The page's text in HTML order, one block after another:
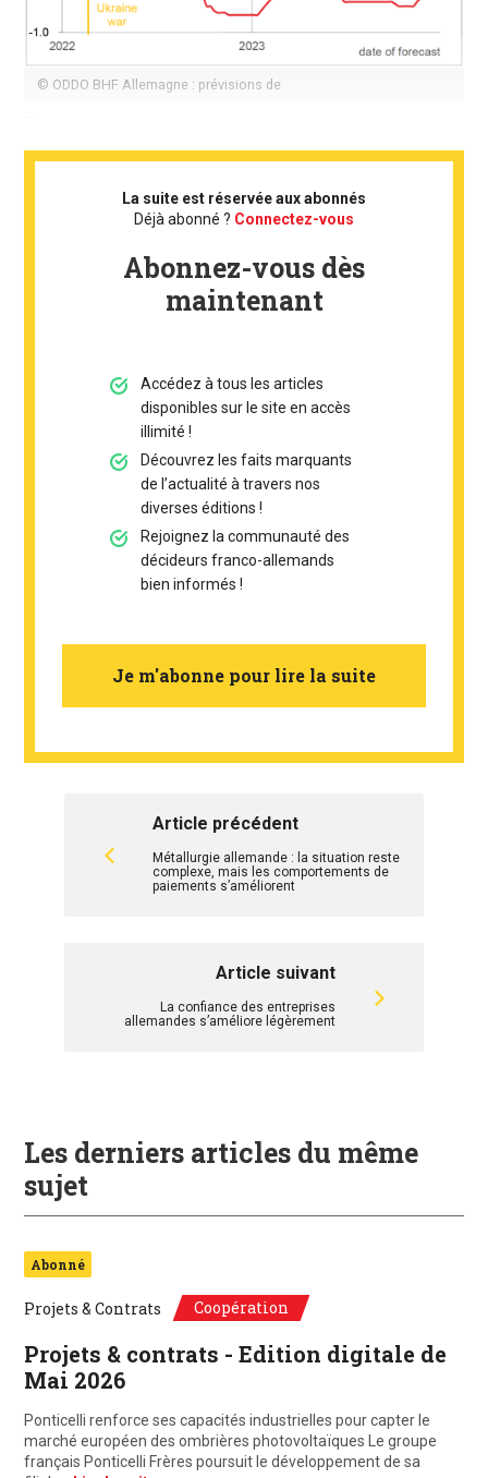
© ODDO BHF Allemagne : prévisions de
La suite est réservée aux abonnés
Déjà abonné ? Connectez-vous
Abonnez-vous dès
maintenant
Accédez à tous les articles
disponibles sur le site en accès
illimité !
Découvrez les faits marquants
de l’actualité à travers nos
diverses éditions !
Rejoignez la communauté des
décideurs franco-allemands
bien informés !
Je m'abonne pour lire la suite
Article précédent
Métallurgie allemande : la situation reste
complexe, mais les comportements de
paiements s’améliorent
Article suivant
La confiance des entreprises
allemandes s’améliore légèrement
Les derniers articles du même
sujet
Abonné
Projets & Contrats Coopération
Projets & contrats - Edition digitale de
Mai 2026
Ponticelli renforce ses capacités industrielles pour capter le
marché européen des ombrières photovoltaïques Le groupe
français Ponticelli Frères poursuit le développement de sa